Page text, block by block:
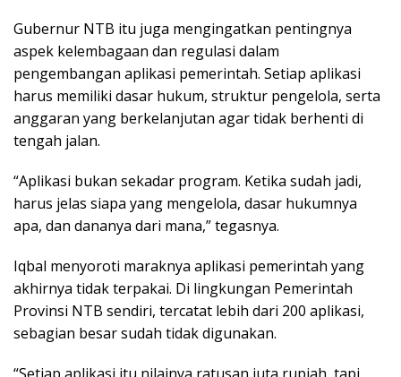
Gubernur NTB itu juga mengingatkan pentingnya
aspek kelembagaan dan regulasi dalam
pengembangan aplikasi pemerintah. Setiap aplikasi
harus memiliki dasar hukum, struktur pengelola, serta
anggaran yang berkelanjutan agar tidak berhenti di
tengah jalan.
“Aplikasi bukan sekadar program. Ketika sudah jadi,
harus jelas siapa yang mengelola, dasar hukumnya
apa, dan dananya dari mana,” tegasnya.
Iqbal menyoroti maraknya aplikasi pemerintah yang
akhirnya tidak terpakai. Di lingkungan Pemerintah
Provinsi NTB sendiri, tercatat lebih dari 200 aplikasi,
sebagian besar sudah tidak digunakan.
“Setiap aplikasi itu nilainya ratusan juta rupiah, tapi